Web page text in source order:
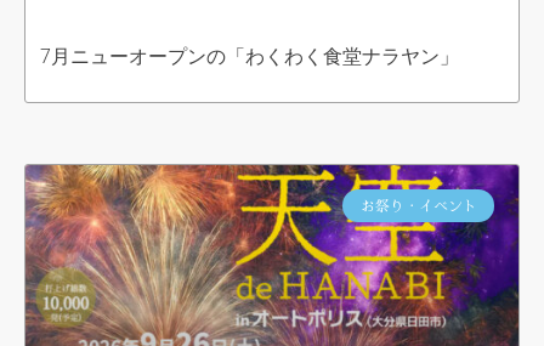
7月ニューオープンの「わくわく食堂ナラヤン」
お祭り・イベント